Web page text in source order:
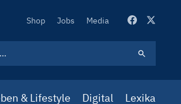
Secondary
Shop Jobs Media
& Lifestyle Digital Lexika